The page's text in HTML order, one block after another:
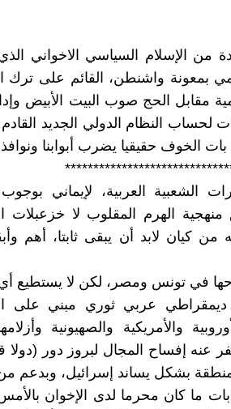
من الإسلام السياسي الاخواني
بمعونة واشنطن، القائم على ترك
مقابل الحج صوب البيت الأبيض
لحساب النظام الدولي الجديد
بات الخوف حقيقيا يضرب أبوابنا
الشعبية العربية، لإيماني بوجوب
الهرم المقلوب لا خزعبلات
من كيان لابد أن يبقى ثابتا،
في تونس ومصر، لكن لا يستطيع أي
ديمقراطي عربي ثوري مبني على
والأمريكية والصهيونية
عنه إفساح المجال لبروز دور (دولا
بشكل يساند إسرائيل، وبدعم من
ما كان محرما لدى الإخوان